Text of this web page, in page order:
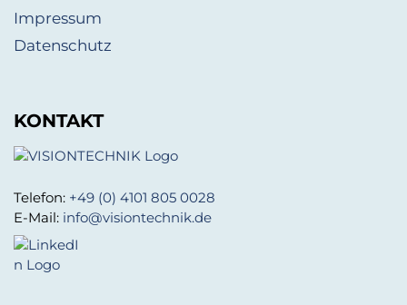
Impressum
Datenschutz
KONTAKT
Telefon: +49 (0) 4101 805 0028
E-Mail: info@visiontechnik.de